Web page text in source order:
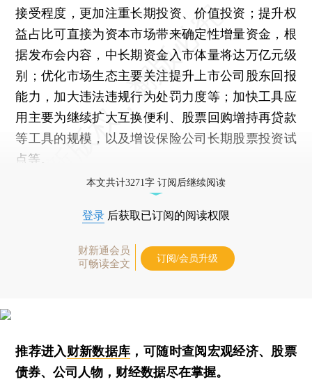
接受程度，更加注重长期投资、价值投资；提升权
益占比可直接为资本市场带来确定性增量资金，根
据发布会内容，中长期资金入市体量将达万亿元级
别；优化市场生态主要关注提升上市公司股东回报
能力，加大违法违规行为处罚力度等；加快工具应
用主要为继续扩大互换便利、股票回购增持再贷款
等工具的规模，以及增设保险公司长期股票投资试
点等。
本文共计3271字 订阅后继续阅读
登录 后获取已订阅的阅读权限
财新通会员
可畅读全文
订阅/会员升级
推荐进入财新数据库 ，可随时查阅宏观经济、股票
债券、公司人物，财经数据尽在掌握。